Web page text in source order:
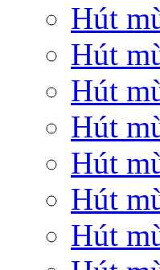
Hút
Hút
Hút
Hút
Hút
Hút
Hút